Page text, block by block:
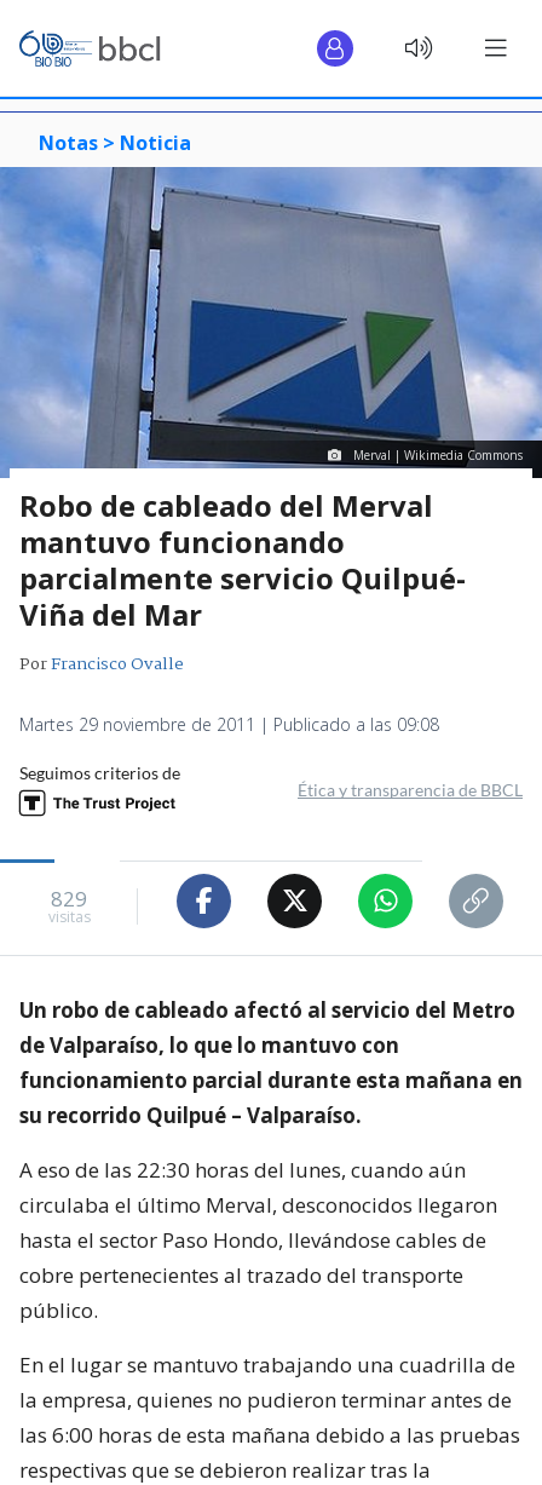
Notas > Noticia
Merval | Wikimedia Commons
Robo de cableado del Merval
mantuvo funcionando
parcialmente servicio Quilpué-
Viña del Mar
PorFrancisco Ovalle
Martes 29 noviembre de 2011 | Publicado a las 09:08
Seguimos criterios de
Ética y transparencia de BBCL
829
visitas
Un robo de cableado afectó al servicio del Metro
de Valparaíso, lo que lo mantuvo con
funcionamiento parcial durante esta mañana en
su recorrido Quilpué – Valparaíso.
A eso de las 22:30 horas del lunes, cuando aún
circulaba el último Merval, desconocidos llegaron
hasta el sector Paso Hondo, llevándose cables de
cobre pertenecientes al trazado del transporte
público.
En el lugar se mantuvo trabajando una cuadrilla de
la empresa, quienes no pudieron terminar antes de
las 6:00 horas de esta mañana debido a las pruebas
respectivas que se debieron realizar tras la